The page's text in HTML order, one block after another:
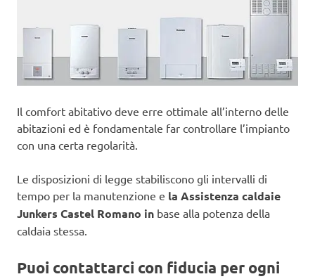
Il comfort abitativo deve erre ottimale all’interno delle
abitazioni ed è fondamentale far controllare l’impianto
con una certa regolarità.
Le disposizioni di legge stabiliscono gli intervalli di
tempo per la manutenzione e la Assistenza caldaie
Junkers Castel Romano in base alla potenza della
caldaia stessa.
Puoi contattarci con fiducia per ogni